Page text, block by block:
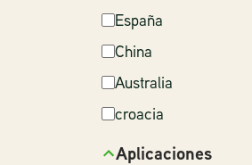
España
China
Australia
croacia
Aplicaciones